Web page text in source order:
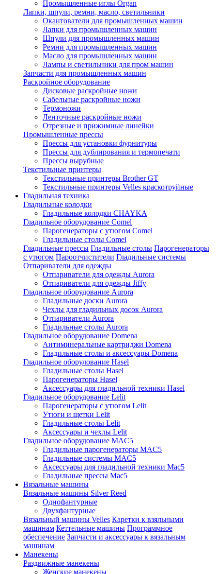
Промышленные иглы Organ
Лапки, шпули, ремни, масло, светильники
Окантователи для промышленных машин
Лапки для промышленных машин
Шпули для промышленных машин
Ремни для промышленных машин
Масло для промышленных машин
Лампы и светильники для пром машин
Запчасти для промышленных машин
Раскройное оборудование
Дисковые раскройные ножи
Сабельные раскройные ножи
Термоножи
Ленточные раскройные ножи
Отрезные и прижимные линейки
Промышленные прессы
Прессы для установки фурнитуры
Прессы для дублирования и термопечати
Прессы вырубные
Текстильные принтеры
Текстильные принтеры Brother GT
Текстильные принтеры Velles краскотруйные
Гладильная техника
Гладильные колодки
Гладильные колодки CHAYKA
Гладильное оборудование Comel
Парогенераторы с утюгом Comel
Гладильные столы Comel
Гладильные прессы Гладильные столы Парогенераторы
с утюгом Пароотчистители Гладильные системы
Отпариватели для одежды
Отпариватели для одежды Aurora
Отпариватели для одежды Jiffy
Гладильное оборудование Aurora
Гладильные доски Aurora
Чехлы для гладильных досок Aurora
Отпариватели Aurora
Гладильные столы Aurora
Гладильное оборудование Domena
Антиминеральные картриджи Domena
Гладильные столы и аксессуары Domena
Гладильное оборулование Hasel
Гладильные столы Hasel
Парогенераторы Hasel
Аксессуары для гладильной техники Hasel
Гладильное оборудование Lelit
Парогенераторы с утюгом Lelit
Утюги и щетки Lelit
Гладильные столы Lelit
Аксессуары и чехлы Lelit
Гладильное оборудование MAC5
Гладильные парогенераторы MAC5
Гладильные системы MAC5
Аксессуары для гладильной техники Mac5
Гладильные прессы Mac5
Вязальные машины
Вязальные машины Silver Reed
Однофантурные
Двухфантурные
Вязальный машины Velles Каретки к взяльными
машинам Кеттельные машины Программное
обеспечение Запчасти и аксессуары к вязальным
машинам
Манекены
Раздвижные манекены
Женские манекены